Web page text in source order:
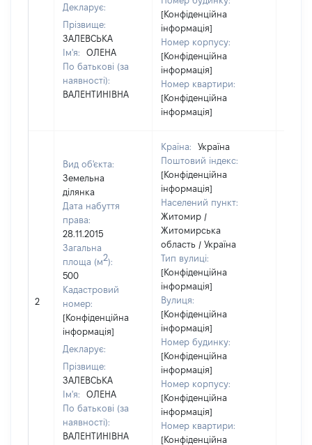
Декларує:
Прізвище:
ЗАЛЕВСЬКА
Ім'я:
ОЛЕНА
По батькові (за
наявності):
ВАЛЕНТИНІВНА
[Конфіденційна
інформація]
Номер корпусу:
[Конфіденційна
інформація]
Номер квартири:
[Конфіденційна
інформація]
2
Вид об'єкта:
Земельна
ділянка
Дата набуття
права:
28.11.2015
Загальна
площа (м2):
500
Кадастровий
номер:
[Конфіденційна
інформація]
Декларує:
Прізвище:
ЗАЛЕВСЬКА
Ім'я:
ОЛЕНА
По батькові (за
наявності):
ВАЛЕНТИНІВНА
Країна:
Україна
Поштовий індекс:
[Конфіденційна
інформація]
Населений пункт:
Житомир /
Житомирська
область / Україна
Тип вулиці:
[Конфіденційна
інформація]
Вулиця:
[Конфіденційна
інформація]
Номер будинку:
[Конфіденційна
інформація]
Номер корпусу:
[Конфіденційна
інформація]
Номер квартири:
[Конфіденційна